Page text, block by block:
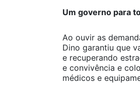
Um governo para
Ao ouvir as
Dino garantiu que
e recuperando
e convivência e
médicos e